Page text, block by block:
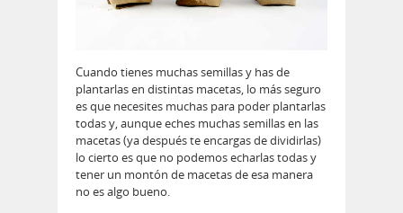
Cuando tienes muchas semillas y has de
plantarlas en distintas macetas, lo más seguro
es que necesites muchas para poder plantarlas
todas y, aunque eches muchas semillas en las
macetas (ya después te encargas de dividirlas)
lo cierto es que no podemos echarlas todas y
tener un montón de macetas de esa manera
no es algo bueno.